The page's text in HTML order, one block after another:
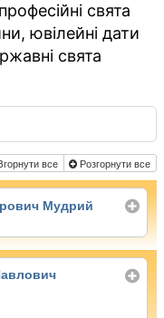
свята
ювілейні дати
свята
все Розгорнути все
Мудрий